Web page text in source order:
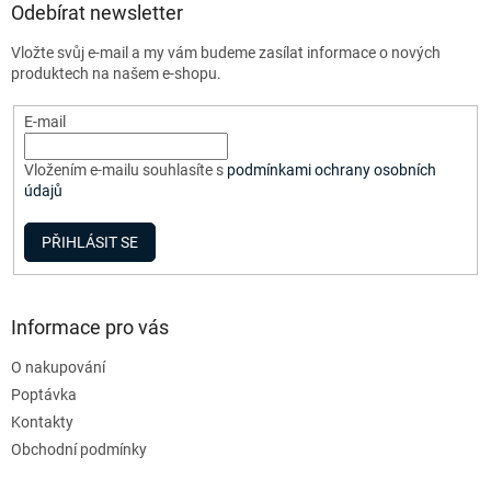
Odebírat newsletter
Vložte svůj e-mail a my vám budeme zasílat informace o nových
produktech na našem e-shopu.
E-mail
Vložením e-mailu souhlasíte s podmínkami ochrany osobních
údajů
PŘIHLÁSIT SE
Informace pro vás
O nakupování
Poptávka
Kontakty
Obchodní podmínky